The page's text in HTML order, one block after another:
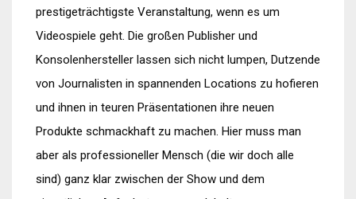
prestigeträchtigste Veranstaltung, wenn es um
Videospiele geht. Die großen Publisher und
Konsolenhersteller lassen sich nicht lumpen, Dutzende
von Journalisten in spannenden Locations zu hofieren
und ihnen in teuren Präsentationen ihre neuen
Produkte schmackhaft zu machen. Hier muss man
aber als professioneller Mensch (die wir doch alle
sind) ganz klar zwischen der Show und dem